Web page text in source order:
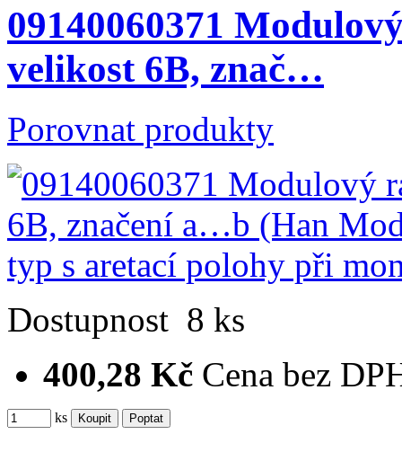
09140060371
velikost 6B, znač…
Porovnat produkty
Dostupnost 8 ks
400,28 Kč Cena bez
ks